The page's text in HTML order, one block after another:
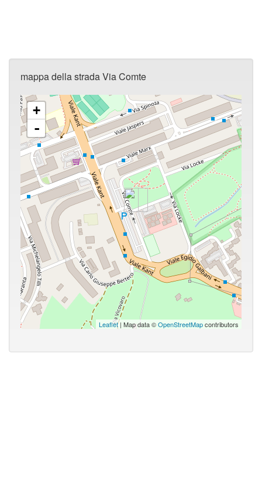
mappa della strada Via Comte
+
-
Leaflet| Map data ©OpenStreetMapcontributors